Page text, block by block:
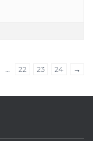
… 22 23 24 →